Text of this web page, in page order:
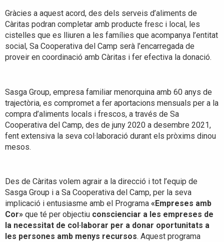
Gràcies a aquest acord, des dels serveis d’aliments de
Càritas podran completar amb producte fresc i local, les
cistelles que es lliuren a les famílies que acompanya l’entitat
social, Sa Cooperativa del Camp serà l’encarregada de
proveir en coordinació amb Càritas i fer efectiva la donació.
Sasga Group, empresa familiar menorquina amb 60 anys de
trajectòria, es compromet a fer aportacions mensuals per a la
compra d’aliments locals i frescos, a través de Sa
Cooperativa del Camp, des de juny 2020 a desembre 2021,
fent extensiva la seva col·laboració durant els pròxims dinou
mesos.
Des de Càritas volem agrair a la direcció i tot l’equip de
Sasga Group i a Sa Cooperativa del Camp, per la seva
implicació i entusiasme amb el Programa «Empreses amb
Cor» que té per objectiu conscienciar a les empreses de
la necessitat de col·laborar per a donar oportunitats a
les persones amb menys recursos. Aquest programa